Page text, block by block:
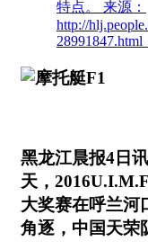
特点。 来源：
http://
28991847.html
黑龙江晨报4日
天，
大奖赛在呼兰河
角逐，中国天荣